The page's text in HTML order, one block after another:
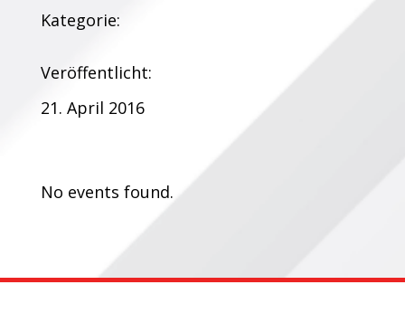
Kategorie:
Veröffentlicht:
21. April 2016
No events found.